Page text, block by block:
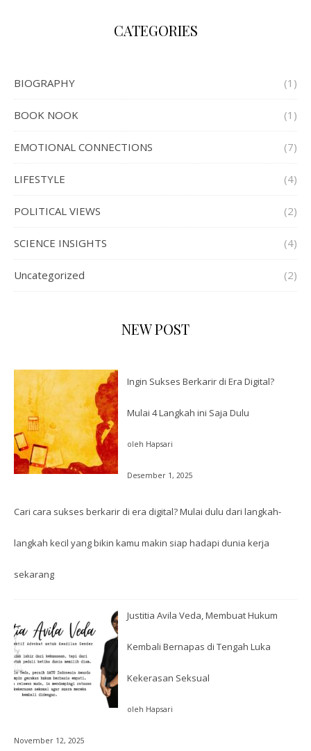
CATEGORIES
BIOGRAPHY (1)
BOOK NOOK (1)
EMOTIONAL CONNECTIONS (7)
LIFESTYLE (4)
POLITICAL VIEWS (2)
SCIENCE INSIGHTS (4)
Uncategorized (2)
NEW POST
Ingin Sukses Berkarir di Era Digital?
Mulai 4 Langkah ini Saja Dulu
oleh Hapsari
Desember 1, 2025
Cari cara sukses berkarir di era digital? Mulai dulu dari langkah-
langkah kecil yang bikin kamu makin siap hadapi dunia kerja
sekarang
Justitia Avila Veda, Membuat Hukum
Kembali Bernapas di Tengah Luka
Kekerasan Seksual
oleh Hapsari
November 12, 2025